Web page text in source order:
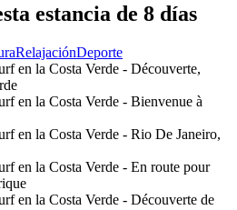
estancia de 8 días
RelajaciónDeporte